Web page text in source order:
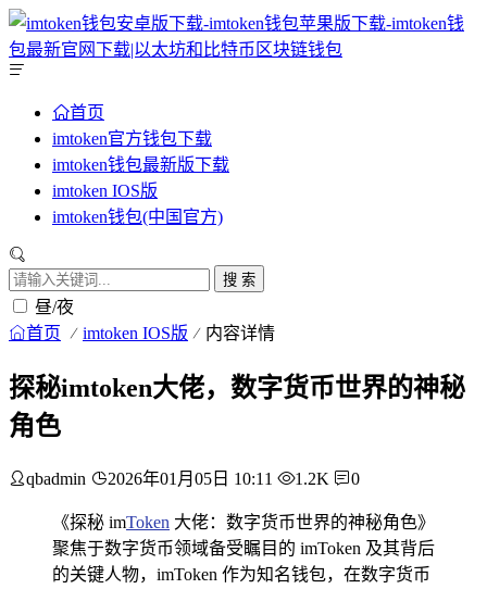
首页
imtoken官方钱包下载
imtoken钱包最新版下载
imtoken IOS版
imtoken钱包(中国官方)
搜 索
昼/夜
首页 imtoken IOS版 内容详情
探秘imtoken大佬，数字货币世界的神秘
角色
qbadmin 2026年01月05日 10:11 1.2K 0
《探秘 imToken 大佬：数字货币世界的神秘角色》
聚焦于数字货币领域备受瞩目的 imToken 及其背后
的关键人物，imToken 作为知名钱包，在数字货币